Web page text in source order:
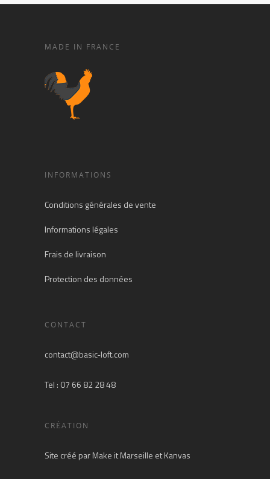
MADE IN FRANCE
INFORMATIONS
Conditions générales de vente
Informations légales
Frais de livraison
Protection des données
CONTACT
contact@basic-loft.com
Tel : 07 66 82 28 48
CRÉATION
Site créé parMake it Marseille etKanvas